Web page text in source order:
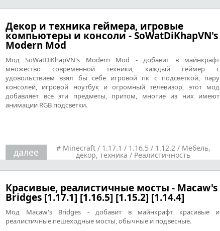
Декор и техника геймера, игровые
компьютеры и консоли - SoWatDiKhapVN's
Modern Mod
Мод SoWatDiKhapVN's Modern Mod - добавит в майнкрафт
множество современной техники, каждый геймер с
удовольствием взял бы себе игровой пк с подсветкой, пару
консолей, игровой ноутбук и огромный телевизор, этот мод
добавляет все эти предметы, притом, многие из них имеют
анимации RGB подсветки.
далее # Minecraft/ 1.17.1 / 1.16.5 / 1.12.2/ Мебель,
декор, техника / Реалистичность
Красивые, реалистичные мосты - Macaw's
Bridges [1.17.1] [1.16.5] [1.15.2] [1.14.4]
Мод Macaw's Bridges - добавит в майнкрафт красивые и
реалистичные пешеходные мосты, обычные и подвесные.